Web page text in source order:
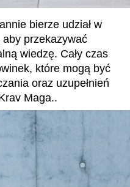
bierze udział w
przekazywać
wiedzę. Cały czas
które mogą być
oraz uzupełnień
Maga..